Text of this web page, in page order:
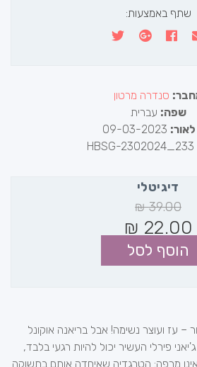
שתף באמצעות:
סנדרה מרטון
שפה: עברית
דיגיטלי
39.00
₪
22.00
₪
הוסף לסל
– עז ועוצר נשימה! אבל בריאנה אוקונל
פירלי העשיר יכול להיות רגעי בלבד,
אינו מרפה: הטרגדיה שאיחדה אותם בתשוקה